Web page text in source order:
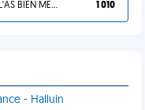
TU L'AS BIEN MÉRITÉ 1 010
- Halluin